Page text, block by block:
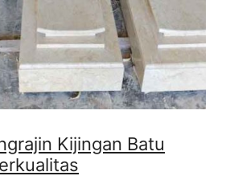
Kijingan Batu